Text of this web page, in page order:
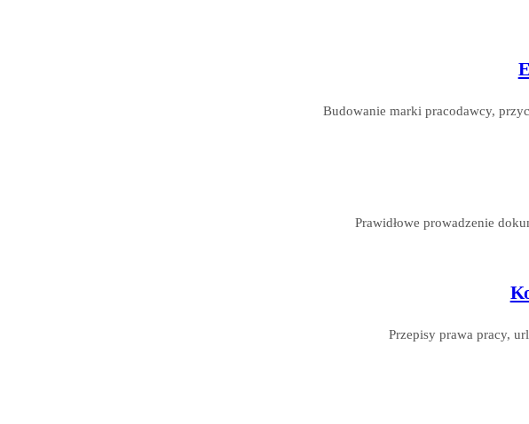
Budowanie marki pracodawcy,
Prawidłowe prowadzenie
Przepisy prawa pracy,